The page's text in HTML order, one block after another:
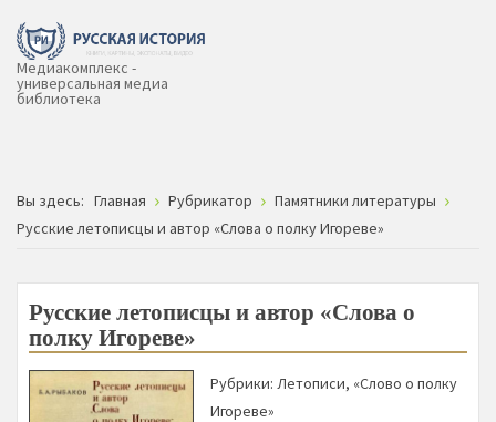
Медиакомплекс -
универсальная медиа
библиотека
Вы здесь: Главная Рубрикатор
Памятники литературы
Русские летописцы и автор «Слова о полку Игореве»
Русские летописцы и автор «Слова о
полку Игореве»
Рубрики:Летописи, «Слово о полку
Игореве»